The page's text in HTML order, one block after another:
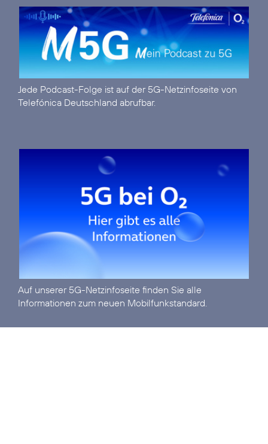
Jede Podcast-Folge ist auf der 5G-Netzinfoseite von
Telefónica Deutschland abrufbar.
Auf unserer 5G-Netzinfoseite finden Sie alle
Informationen zum neuen Mobilfunkstandard.